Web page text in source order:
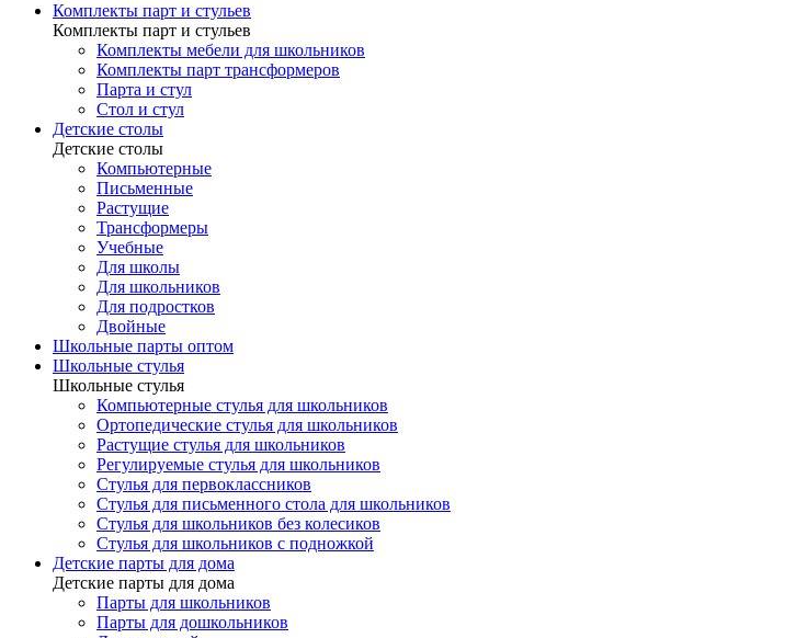
Комплекты парт и стульев
Комплекты парт и стульев
Комплекты мебели для школьников
Комплекты парт трансформеров
Парта и стул
Стол и стул
Детские столы
Детские столы
Компьютерные
Письменные
Растущие
Трансформеры
Учебные
Для школы
Для школьников
Для подростков
Двойные
Школьные парты оптом
Школьные стулья
Школьные стулья
Компьютерные стулья для школьников
Ортопедические стулья для школьников
Растущие стулья для школьников
Регулируемые стулья для школьников
Стулья для первоклассников
Стулья для письменного стола для школьников
Стулья для школьников без колесиков
Стулья для школьников с подножкой
Детские парты для дома
Детские парты для дома
Парты для школьников
Парты для дошкольников